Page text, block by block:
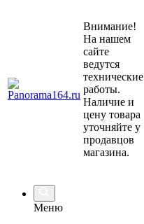
Внимание!
На нашем
сайте
ведутся
технические
работы.
Наличие и
цену товара
уточняйте у
продавцов
магазина.
Меню